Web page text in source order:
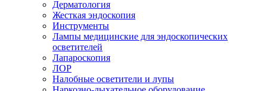
Дерматология
Жесткая эндоскопия
Инструменты
Лампы медицинские для эндоскопических
осветителей
Лапароскопия
ЛОР
Налобные осветители и лупы